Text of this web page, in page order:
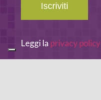
Iscriviti
Leggi la privacy policy